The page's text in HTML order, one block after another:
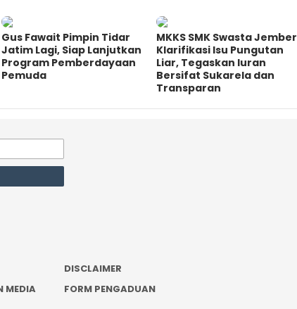
Gus Fawait Pimpin Tidar
Jatim Lagi, Siap Lanjutkan
Program Pemberdayaan
Pemuda
MKKS SMK Swasta Jember
Klarifikasi Isu Pungutan
Liar, Tegaskan Iuran
Bersifat Sukarela dan
Transparan
DISCLAIMER
MEDIA
FORM PENGADUAN